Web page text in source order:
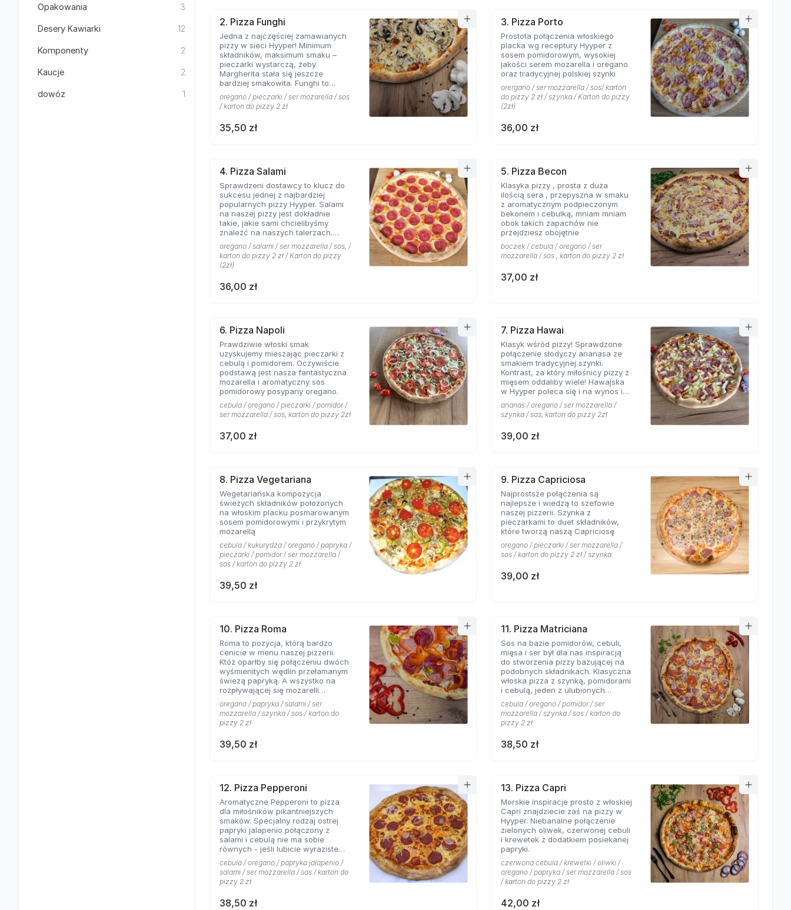
Opakowania 3
Desery Kawiarki 12
Komponenty 2
Kaucje 2
dowóz 1
2. Pizza Funghi
Jedna z najczęściej zamawianych
pizzy w sieci Hyyper! Minimum
składników, maksimum smaku –
pieczarki wystarczą, żeby
Margherita stała się jeszcze
bardziej smakowita. Funghi to
kolejny klasyk, którego nie można
pominąć w menu prawdziwej
włoskiej pizzerii.
oregano / pieczarki / ser mozarella / sos
/ karton do pizzy 2 zł
35,50 zł
3. Pizza Porto
Prostota połączenia włoskiego
placka wg receptury Hyyper z
sosem pomidorowym, wysokiej
jakości serem mozarella i oregano
oraz tradycyjnej polskiej szynki
orergano / ser mozzarella / sos/ karton
do pizzy 2 zł / szynka / Karton do pizzy
(2zł)
36,00 zł
4. Pizza Salami
Sprawdzeni dostawcy to klucz do
sukcesu jednej z najbardziej
popularnych pizzy Hyyper. Salami
na naszej pizzy jest dokładnie
takie, jakie sami chcielibyśmy
znaleźć na naszych talerzach.
Aromat roztopionej mozarelli i
salami to coś obok czego miłośnicy
pizzy z mięsem nie przejdą
obojętnie!
oregano / salami / ser mozzarella / sos, /
karton do pizzy 2 zł / Karton do pizzy
(2zł)
36,00 zł
5. Pizza Becon
Klasyka pizzy , prosta z duża
ilością sera , przepyszna w smaku
z aromatycznym podpieczonym
bekonem i cebulką, mniam mniam
obok takich zapachów nie
przejdziesz obojętnie
boczek / cebula / oregano / ser
mozzarella / sos , karton do pizzy 2 zł
37,00 zł
6. Pizza Napoli
Prawdziwie włoski smak
uzyskujemy mieszając pieczarki z
cebulą i pomidorem. Oczywiście
podstawą jest nasza fantastyczna
mozarella i aromatyczny sos
pomidorowy posypany oregano.
cebula / oregano / pieczarki / pomidor /
ser mozzarella / sos, karton do pizzy 2zł
37,00 zł
7. Pizza Hawai
Klasyk wśród pizzy! Sprawdzone
połączenie słodyczy ananasa ze
smakiem tradycyjnej szynki.
Kontrast, za który miłośnicy pizzy z
mięsem oddaliby wiele! Hawajska
w Hyyper poleca się i na wynos i
na miejscu!
ananas / oregano / ser mozzarella /
szynka / sos, karton do pizzy 2zł
39,00 zł
8. Pizza Vegetariana
Wegetariańska kompozycja
świeżych składników położonych
na włoskim placku posmarowanym
sosem pomidorowymi i przykrytym
mozarellą
cebula / kukurydza / oregano / papryka /
pieczarki / pomidor / ser mozzarella /
sos / karton do pizzy 2 zł
39,50 zł
9. Pizza Capriciosa
Najprostsze połączenia są
najlepsze i wiedzą to szefowie
naszej pizzerii. Szynka z
pieczarkami to duet składników,
które tworzą naszą Capriciosę
oregano / pieczarki / ser mozzarella /
sos / karton do pizzy 2 zł / szynka
39,00 zł
10. Pizza Roma
Roma to pozycja, którą bardzo
cenicie w menu naszej pizzerii.
Któż oparłby się połączeniu dwóch
wyśmienitych wędlin przełamanym
świeżą papryką. A wszystko na
rozpływającej się mozarelli
posypanej oregano.
oregano / papryka / salami / ser
mozzarella / szynka / sos / karton do
pizzy 2 zł
39,50 zł
11. Pizza Matriciana
Sos na bazie pomidorów, cebuli,
mięsa i ser był dla nas inspiracją
do stworzenia pizzy bazującej na
podobnych składnikach. Klasyczna
włoska pizza z szynką, pomidorami
i cebulą, jeden z ulubionych
smaków klientów Hyyper!
cebula / oregano / pomidor / ser
mozzarella / szynka / sos / karton do
pizzy 2 zł
38,50 zł
12. Pizza Pepperoni
Aromatyczne Pepperoni to pizza
dla miłośników pikantniejszych
smaków. Specjalny rodzaj ostrej
papryki jalapenio połączony z
salami i cebulą nie ma sobie
równych - jeśli lubicie wyraziste
składniki na roztopionej mozarelli.
cebula / oregano / papryka jalapenio /
salami / ser mozzarella / sos / karton do
pizzy 2 zł
38,50 zł
13. Pizza Capri
Morskie inspiracje prosto z włoskiej
Capri znajdziecie zaś na pizzy w
Hyyper. Niebanalne połączenie
zielonych oliwek, czerwonej cebuli
i krewetek z dodatkiem posiekanej
papryki.
czerwona cebula / krewetki / oliwki /
oregano / papryka / ser mozzarella / sos
/ karton do pizzy 2 zł
42,00 zł